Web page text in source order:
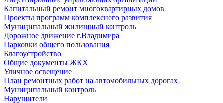
Капитальный ремонт многоквартирных домов
Проекты программ комплексного развития
Муниципальный жилищный контроль
Дорожное движение г.Владимира
Парковки общего пользования
Благоустройство
Общие документы ЖКХ
Уличное освещение
План ремонтных работ на автомобильных дорогах
Муниципальный контроль
Нарушители